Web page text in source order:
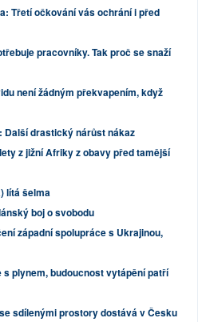
Třetí očkování vás ochrání i před
pracovníky. Tak proč se snaží
není žádným překvapením, když
Další drastický nárůst nákaz
z jižní Afriky z obavy před tamější
lítá šelma
boj o svobodu
západní spolupráce s Ukrajinou,
s plynem, budoucnost vytápění patří
sdílenými prostory dostává v Česku